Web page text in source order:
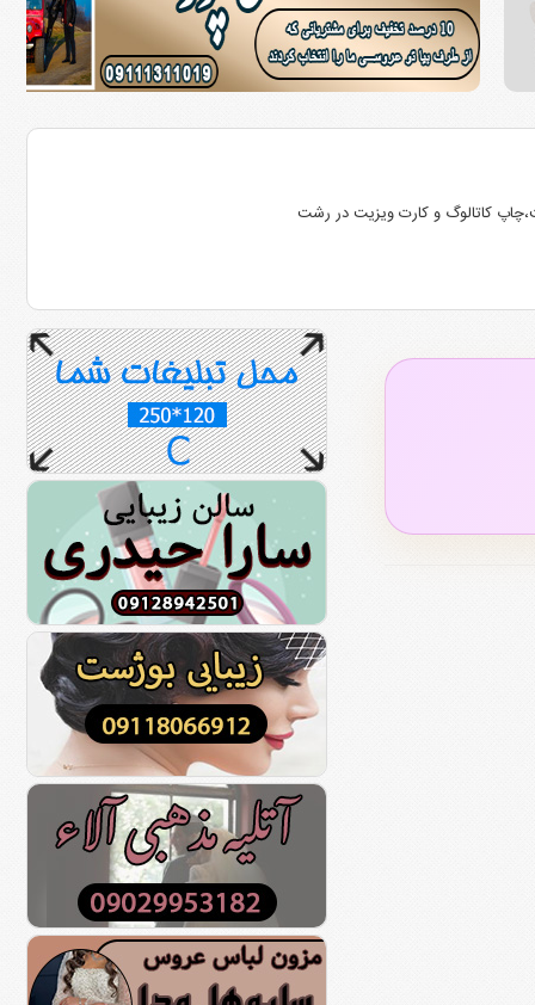
کاتالوگ و کارت ویزیت در رشت